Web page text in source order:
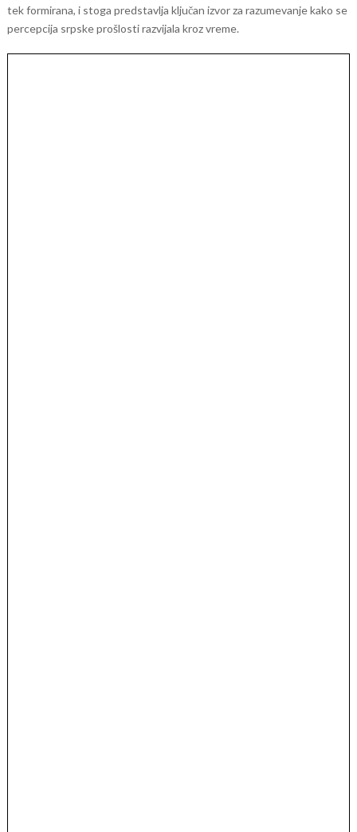
tek formirana, i stoga predstavlja ključan izvor za razumevanje kako se
percepcija srpske prošlosti razvijala kroz vreme.